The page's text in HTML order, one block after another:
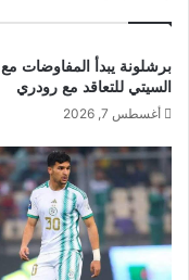
برشلونة يبدأ المفاوضات مع
السيتي للتعاقد مع رودري
أغسطس 7, 2026